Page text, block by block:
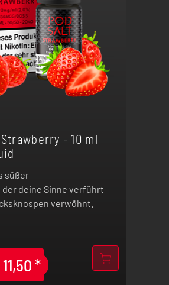
11,50*
- 10 ml
süßer
deine Sinne verführt
verwöhnt.